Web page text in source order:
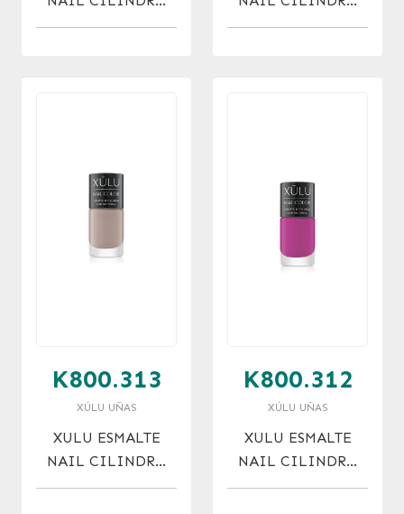
C/KERATINA 315 X
C/KERATINA 314 X
K800.313
XÚLU UÑAS
XULU ESMALTE
NAIL CILINDRO
C/KERATINA 313 X
K800.312
XÚLU UÑAS
XULU ESMALTE
NAIL CILINDRO
C/KERATINA 312 X